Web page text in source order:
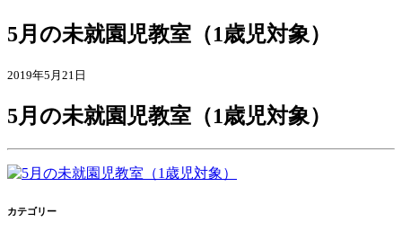
5月の未就園児教室（1歳児対象）
2019年5月21日
5月の未就園児教室（1歳児対象）
カテゴリー